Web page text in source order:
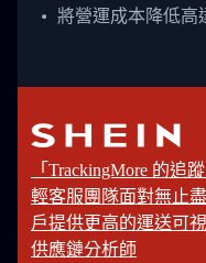
將營運成本降低高
「TrackingMore 的追
輕客服團隊面對無止
戶提供更高的運送可
供應鏈分析師